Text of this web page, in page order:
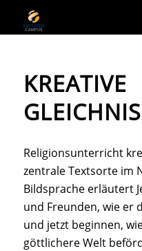
KREATIVE
Religionsunterricht
zentrale Textsorte im
Bildsprache erläutert
und Freunden, wie er
und jetzt beginnen,
göttlichere Welt